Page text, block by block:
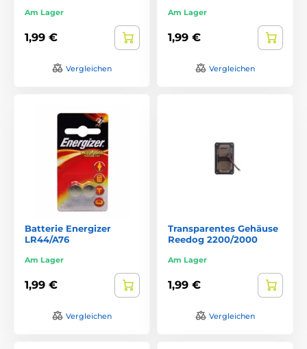
Am Lager
1,99 €
Vergleichen
Am Lager
1,99 €
Vergleichen
Batterie Energizer
LR44/A76
Am Lager
1,99 €
Vergleichen
Transparentes Gehäuse
Reedog 2200/2000
Am Lager
1,99 €
Vergleichen